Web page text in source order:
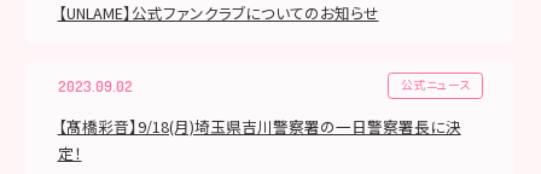
【UNLAME】公式ファンクラブについてのお知らせ
2023.09.02 公式ニュース
【髙橋彩音】9/18(月)埼玉県吉川警察署の一日警察署長に決
定！